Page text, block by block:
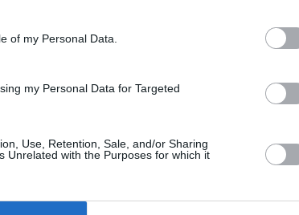
of my Personal Data.
my Personal Data for Targeted
Use, Retention, Sale, and/or Sharing
Unrelated with the Purposes for which it